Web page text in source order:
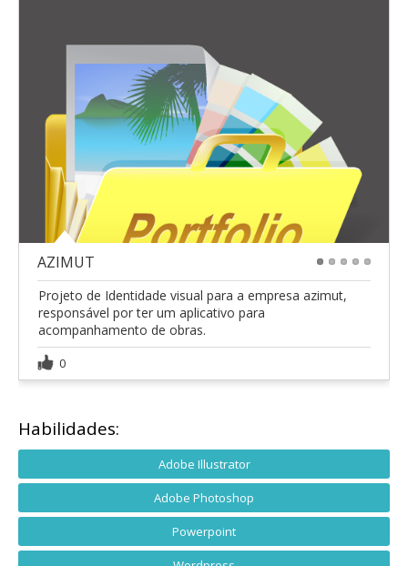
AZIMUT
Projeto de Identidade visual para a empresa azimut,
responsável por ter um aplicativo para
acompanhamento de obras.
0
Habilidades:
Adobe Illustrator
Adobe Photoshop
Powerpoint